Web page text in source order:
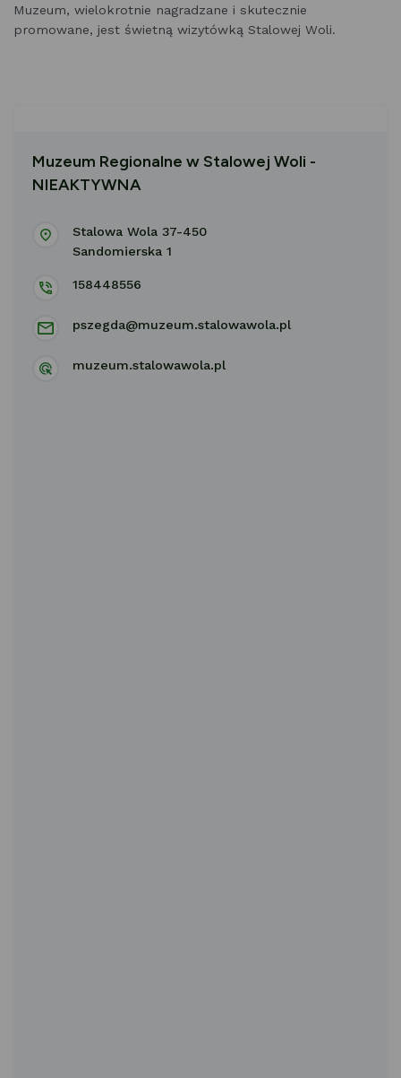
Muzeum, wielokrotnie nagradzane i skutecznie
promowane, jest świetną wizytówką Stalowej Woli.
Muzeum Regionalne w Stalowej Woli -
NIEAKTYWNA
Stalowa Wola 37-450
Sandomierska 1
158448556
pszegda@muzeum.stalowawola.pl
muzeum.stalowawola.pl